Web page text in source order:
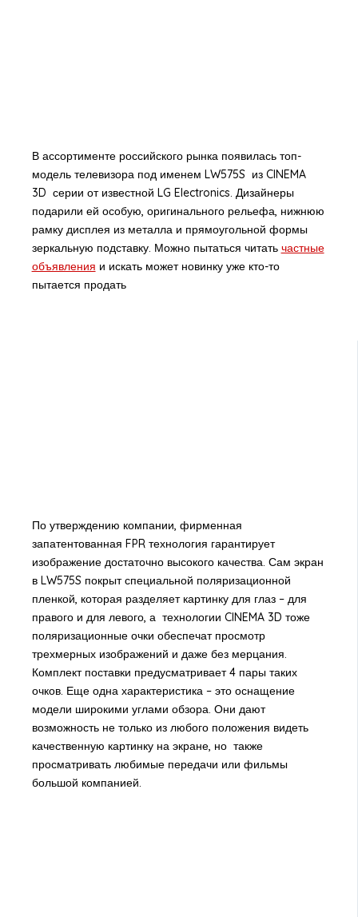
В ассортименте российского рынка появилась топ-
модель телевизора под именем LW575S из CINEMA
3D серии от известной LG Electronics. Дизайнеры
подарили ей особую, оригинального рельефа, нижнюю
рамку дисплея из металла и прямоугольной формы
зеркальную подставку. Можно пытаться читать частные
объявления и искать может новинку уже кто-то
пытается продать
По утверждению компании, фирменная
запатентованная FPR технология гарантирует
изображение достаточно высокого качества. Сам экран
в LW575S покрыт специальной поляризационной
пленкой, которая разделяет картинку для глаз – для
правого и для левого, а технологии CINEMA 3D тоже
поляризационные очки обеспечат просмотр
трехмерных изображений и даже без мерцания.
Комплект поставки предусматривает 4 пары таких
очков. Еще одна характеристика – это оснащение
модели широкими углами обзора. Они дают
возможность не только из любого положения видеть
качественную картинку на экране, но также
просматривать любимые передачи или фильмы
большой компанией.